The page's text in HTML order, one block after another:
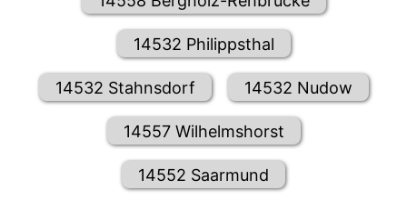
14532 Philippsthal
14532 Stahnsdorf 14532 Nudow
14557 Wilhelmshorst
14552 Saarmund